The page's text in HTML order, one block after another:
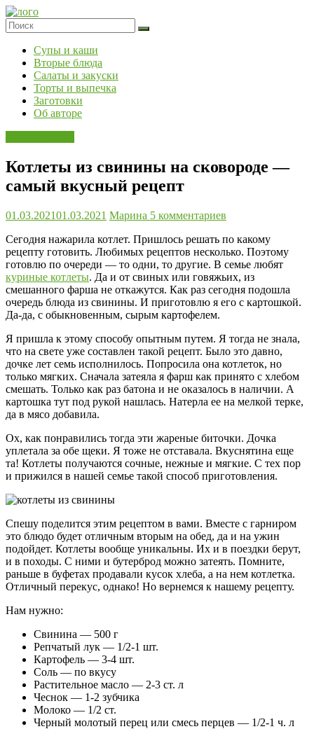
Skip
to
content
Супы и каши
Вторые блюда
Салаты и закуски
Торты и выпечка
Заготовки
Об авторе
Котлеты из свинины на сковороде —
самый вкусный рецепт
01.03.202101.03.2021 Марина 5 комментариев
Сегодня нажарила котлет. Пришлось решать по какому
рецепту готовить. Любимых рецептов несколько. Поэтому
готовлю по очереди — то одни, то другие. В семье любят
куриные котлеты. Да и от свиных или говяжьих, из
смешанного фарша не откажутся. Как раз сегодня подошла
очередь блюда из свинины. И приготовлю я его с картошкой.
Да-да, с обыкновенным, сырым картофелем.
Я пришла к этому способу опытным путем. Я тогда не знала,
что на свете уже составлен такой рецепт. Было это давно,
дочке лет семь исполнилось. Попросила она котлеток, но
только мягких. Сначала затеяла я фарш как принято с хлебом
смешать. Только как раз батона и не оказалось в наличии. А
картошка тут под рукой нашлась. Натерла ее на мелкой терке,
да в мясо добавила.
Ох, как понравились тогда эти жареные биточки. Дочка
уплетала за обе щеки. Я тоже не отставала. Вкуснятина еще
та! Котлеты получаются сочные, нежные и мягкие. С тех пор
и прижился в нашей семье такой способ приготовления.
Спешу поделится этим рецептом в вами. Вместе с гарниром
это блюдо будет отличным вторым на обед, да и на ужин
подойдет. Котлеты вообще уникальны. Их и в поездки берут,
и в походы. С ними и бутерброд можно затеять. Помните,
раньше в буфетах продавали кусок хлеба, а на нем котлетка.
Отличный перекус, однако! Но вернемся к нашему рецепту.
Нам нужно:
Свинина — 500 г
Репчатый лук — 1/2-1 шт.
Картофель — 3-4 шт.
Соль — по вкусу
Растительное масло — 2-3 ст. л
Чеснок — 1-2 зубчика
Молоко — 1/2 ст.
Черный молотый перец или смесь перцев — 1/2-1 ч. л